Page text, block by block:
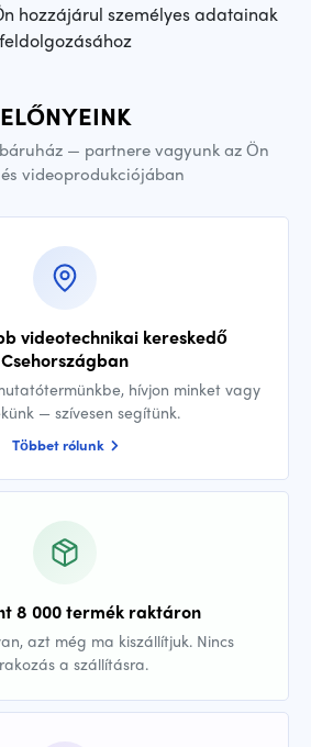
hozzájárul személyes adatainak
feldolgozásához
ELŐNYEINK
— partnere vagyunk az Ön
videoprodukciójában
videotechnikai kereskedő
Csehországban
hívjon minket vagy
— szívesen segítünk.
Többet rólunk
8 000 termék raktáron
azt még ma kiszállítjuk. Nincs
a szállításra.